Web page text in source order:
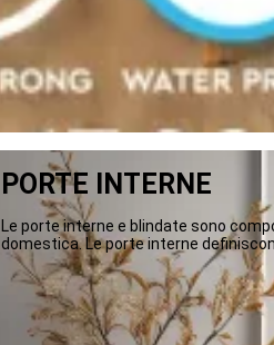
PORTE INTERNE
Le porte interne e blindate sono
domestica. Le porte interne